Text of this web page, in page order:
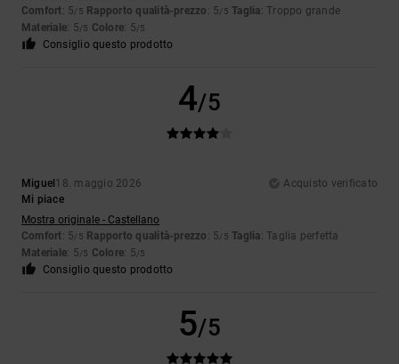
Comfort: 5/5 Rapporto qualità-prezzo : 5/5 Taglia: Troppo grande
Materiale: 5/5 Colore: 5/5
Consiglio questo prodotto
4/5
Miguel 18. maggio 2026
Acquisto verificato
Mi piace
Mostra originale - Castellano
Comfort: 5/5 Rapporto qualità-prezzo : 5/5 Taglia: Taglia perfetta
Materiale: 5/5 Colore: 5/5
Consiglio questo prodotto
5/5